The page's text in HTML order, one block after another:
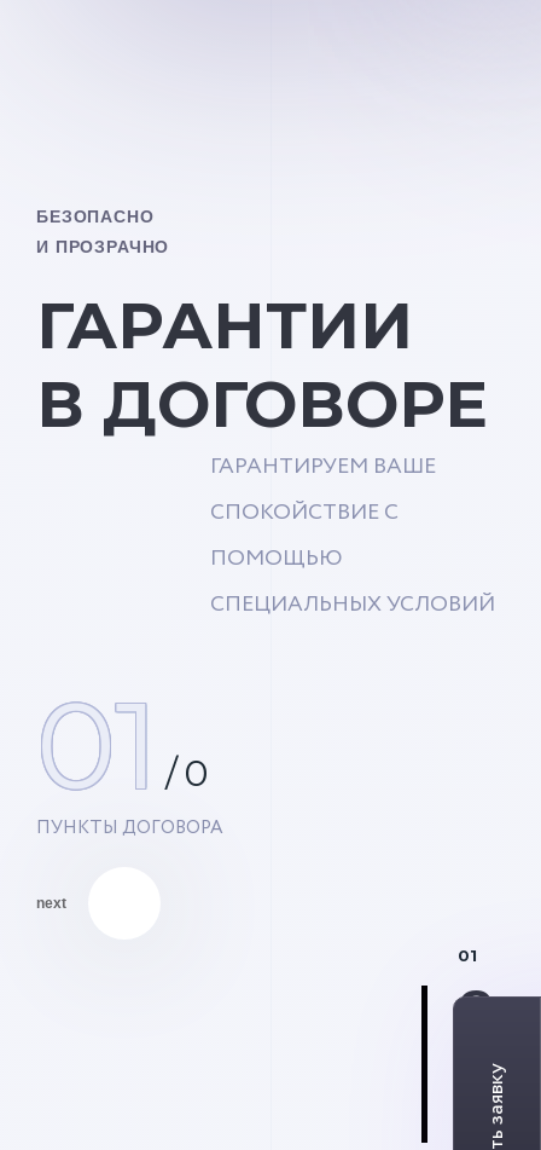
БЕЗОПАСНО
И ПРОЗРАЧНО
ГАРАНТИИ
В ДОГОВОРЕ
ГАРАНТИРУЕМ ВАШЕ
СПОКОЙСТВИЕ С
ПОМОЩЬЮ
СПЕЦИАЛЬНЫХ УСЛОВИЙ
01 /0
ПУНКТЫ ДОГОВОРА
next
01